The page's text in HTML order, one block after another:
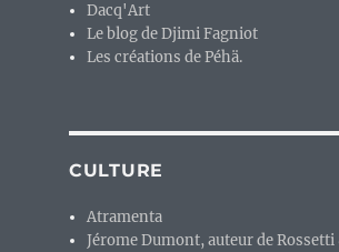
Dacq'Art
Le blog de Djimi Fagniot
Les créations de Péhä.
CULTURE
Atramenta
Jérome Dumont, auteur de Rossetti